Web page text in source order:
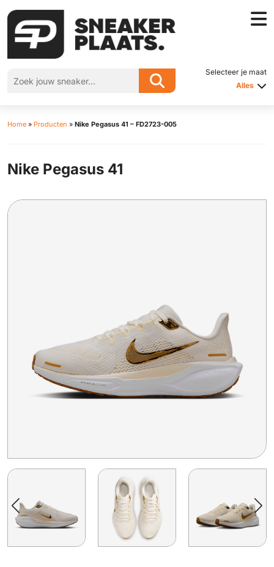
Selecteer je maat
Alles
Home » Producten » Nike Pegasus 41 – FD2723-005
Nike Pegasus 41